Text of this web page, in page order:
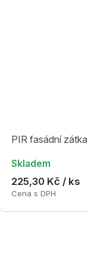
PIR fasádní
Skladem
225,30 Kč / ks
Cena s DPH